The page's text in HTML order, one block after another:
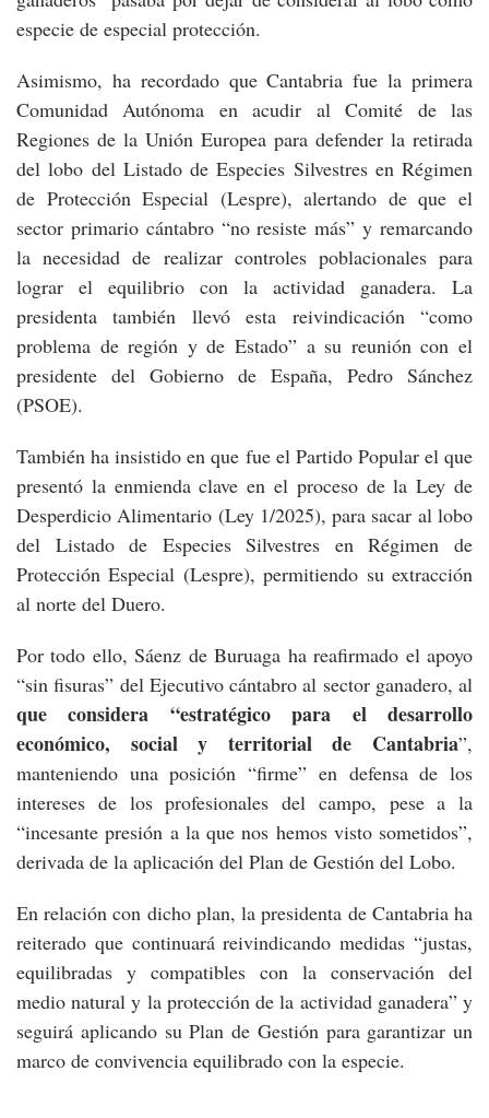
especie de especial protección.
Asimismo, ha recordado que Cantabria fue la primera
Comunidad Autónoma en acudir al Comité de las
Regiones de la Unión Europea para defender la retirada
del lobo del Listado de Especies Silvestres en Régimen
de Protección Especial (Lespre), alertando de que el
sector primario cántabro “no resiste más” y remarcando
la necesidad de realizar controles poblacionales para
lograr el equilibrio con la actividad ganadera. La
presidenta también llevó esta reivindicación “como
problema de región y de Estado” a su reunión con el
presidente del Gobierno de España, Pedro Sánchez
(PSOE).
También ha insistido en que fue el Partido Popular el que
presentó la enmienda clave en el proceso de la Ley de
Desperdicio Alimentario (Ley 1/2025), para sacar al lobo
del Listado de Especies Silvestres en Régimen de
Protección Especial (Lespre), permitiendo su extracción
al norte del Duero.
Por todo ello, Sáenz de Buruaga ha reafirmado el apoyo
“sin fisuras” del Ejecutivo cántabro al sector ganadero, al
que considera “estratégico para el desarrollo
económico, social y territorial de Cantabria”,
manteniendo una posición “firme” en defensa de los
intereses de los profesionales del campo, pese a la
“incesante presión a la que nos hemos visto sometidos”,
derivada de la aplicación del Plan de Gestión del Lobo.
En relación con dicho plan, la presidenta de Cantabria ha
reiterado que continuará reivindicando medidas “justas,
equilibradas y compatibles con la conservación del
medio natural y la protección de la actividad ganadera” y
seguirá aplicando su Plan de Gestión para garantizar un
marco de convivencia equilibrado con la especie.